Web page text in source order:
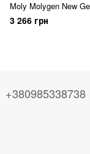
Moly Molygen New
5W-30 5 л
3 266 грн
+380985338738